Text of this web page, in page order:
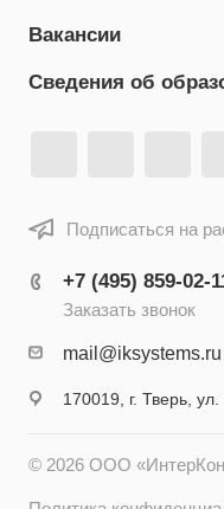
Вакансии
Сведения об
Подписаться на
+7 (495) 859-02-
Заказать звонок
mail@iksystems.ru
170019, г. Тверь,
© 2026 ООО